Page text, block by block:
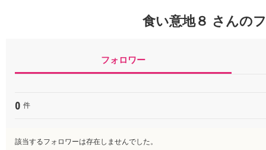
食い意地８ さんの
フォロワー
0 件
該当するフォロワーは存在しませんでした。